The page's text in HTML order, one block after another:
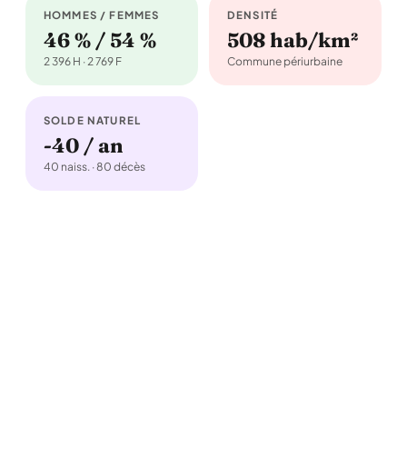
HOMMES / FEMMES
46 % / 54 %
2 396 H · 2 769 F
DENSITÉ
508 hab/km²
Commune périurbaine
SOLDE NATUREL
-40 / an
40 naiss. · 80 décès